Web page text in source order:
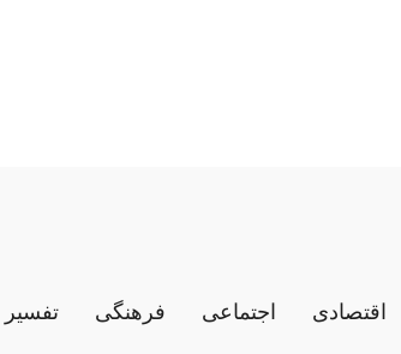
اقتصادی اجتماعی فرهنگی تفسیر